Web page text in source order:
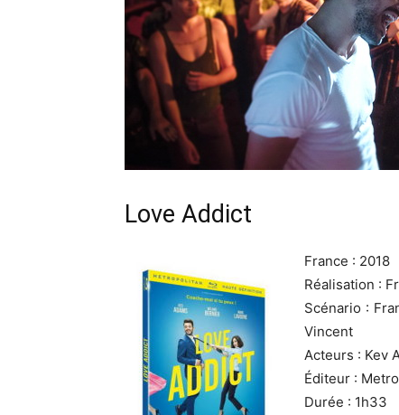
Love Addict
France : 2018
Réalisation :
Scénario :
Vincent
Acteurs : Kev
Éditeur :
Durée : 1h33